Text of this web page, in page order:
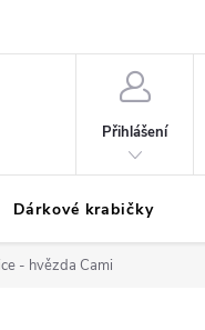
Přihlášení
Dárkové krabičky
- hvězda Cami